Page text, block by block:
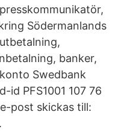
Södermanlands
banker,
Swedbank
id PFS1001 107 76
post skickas till: